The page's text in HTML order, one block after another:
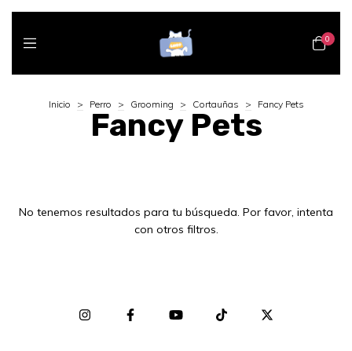
0
Inicio > Perro > Grooming > Cortauñas > Fancy Pets
Fancy Pets
No tenemos resultados para tu búsqueda. Por favor, intenta
con otros filtros.